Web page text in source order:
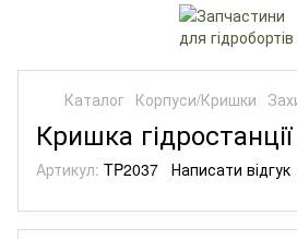
Каталог Корпуси/Кришки
Кришка гідростанції
Артикул: TP2037 Написати відгук